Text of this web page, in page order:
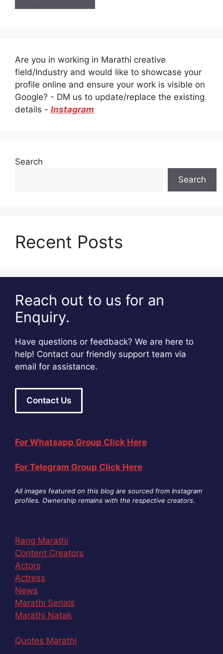
Are you in working in Marathi creative
field/Industry and would like to showcase your
profile online and ensure your work is visible on
Google? - DM us to update/replace the existing
details - Instagram
Search
Search
Recent Posts
Reach out to us for an
Enquiry.
Have questions or feedback? We are here to
help! Contact our friendly support team via
email for assistance.
Contact Us
For Whatsapp Group Click Here
For Telegram Group Click Here
All images featured on this blog are sourced from Instagram
profiles. Ownership remains with the respective creators.
Rang Marathi
Content Creators
Actors
Actress
News
Marathi Serials
Marathi Natak
Quotes Marathi